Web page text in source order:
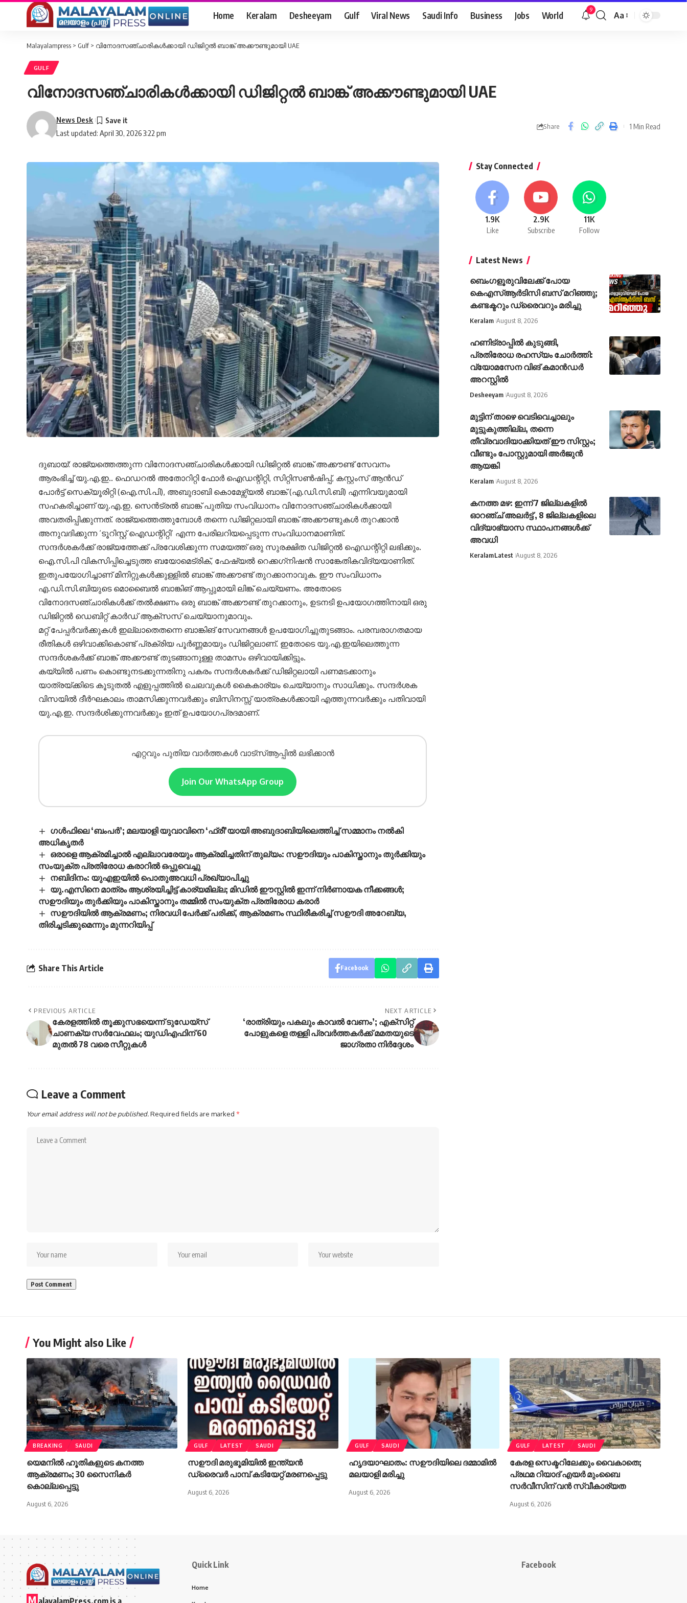
Home Keralam Desheeyam Gulf Viral News Saudi Info Business Jobs World 9
Font
Aa
Malayalampress > Gulf > വിനോദസഞ്ചാരികൾക്കായി ഡിജിറ്റൽ ബാങ്ക് അക്കൗണ്ടുമായി UAE
GULF
വിനോദസഞ്ചാരികൾക്കായി ഡിജിറ്റൽ ബാങ്ക് അക്കൗണ്ടുമായി UAE
Last updated: April 30, 2026 3:22 pm
News Desk
Share 1 Min Read
ദുബായ്: രാജ്യത്തെത്തുന്ന വിനോദസഞ്ചാരികൾക്കായി ഡിജിറ്റൽ ബാങ്ക് അക്കൗണ്ട് സേവനം
ആരംഭിച്ച് യു.എ.ഇ.. ഫെഡറൽ അതോറിറ്റി ഫോർ ഐഡന്റിറ്റി, സിറ്റിസൺഷിപ്പ്, കസ്റ്റംസ് ആൻഡ്
പോർട്ട് സെക്യൂരിറ്റി (ഐ.സി.പി), അബുദാബി കൊമേഴ്സ്യൽ ബാങ്ക് (എ.ഡി.സി.ബി) എന്നിവയുമായി
സഹകരിച്ചാണ് യു.എ.ഇ. സെൻട്രൽ ബാങ്ക് പുതിയ സംവിധാനം വിനോദസഞ്ചാരികൾക്കായി
അവതരിപ്പിക്കുന്നത്. രാജ്യത്തെത്തുമ്പോൾ തന്നെ ഡിജിറ്റലായി ബാങ്ക് അക്കൗണ്ടുകൾ തുറക്കാൻ
അനുവദിക്കുന്ന ‘ടൂറിസ്റ്റ് ഐഡന്റിറ്റി’ എന്ന പേരിലറിയപ്പെടുന്ന സംവിധാനമാണിത്.
സന്ദർശകർക്ക് രാജ്യത്തേക്ക് പ്രവേശിക്കുന്ന സമയത്ത് ഒരു സുരക്ഷിത ഡിജിറ്റൽ ഐഡന്റിറ്റി ലഭിക്കും.
ഐ.സി.പി വികസിപ്പിച്ചെടുത്ത ബയോമെട്രിക്, ഫേഷ്യൽ റെക്കഗ്‌നിഷൻ സാങ്കേതികവിദ്യയാണിത്.
ഇതുപയോഗിച്ചാണ് മിനിറ്റുകൾക്കുള്ളിൽ ബാങ്ക് അക്കൗണ്ട് തുറക്കാനാവുക. ഈ സംവിധാനം
എ.ഡി.സി.ബിയുടെ മൊബൈൽ ബാങ്കിങ് ആപ്പുമായി ലിങ്ക് ചെയ്യണം. അതോടെ
വിനോദസഞ്ചാരികൾക്ക് തൽക്ഷണം ഒരു ബാങ്ക് അക്കൗണ്ട് തുറക്കാനും, ഉടനടി ഉപയോഗത്തിനായി ഒരു
ഡിജിറ്റൽ ഡെബിറ്റ് കാർഡ് ആക്സസ് ചെയ്യാനുമാവും.
മറ്റ് പേപ്പർവർക്കുകൾ ഇല്ലാതെതന്നെ ബാങ്കിങ് സേവനങ്ങൾ ഉപയോഗിച്ചുതുടങ്ങാം. പരമ്പരാഗതമായ
രീതികൾ ഒഴിവാക്കികൊണ്ട് പ്രക്രിയ പൂർണ്ണമായും ഡിജിറ്റലാണ്. ഇതോടെ യു.എ.ഇയിലെത്തുന്ന
സന്ദർശകർക്ക് ബാങ്ക് അക്കൗണ്ട് തുടങ്ങാനുള്ള താമസം ഒഴിവായിക്കിട്ടും.
കയ്യിൽ പണം കൊണ്ടുനടക്കുന്നതിനു പകരം സന്ദർശകർക്ക് ഡിജിറ്റലായി പണമടക്കാനും
യാത്രയ്ക്കിടെ കൂടുതൽ എളുപ്പത്തിൽ ചെലവുകൾ കൈകാര്യം ചെയ്യാനും സാധിക്കും. സന്ദർശക
വിസയിൽ ദീർഘകാലം താമസിക്കുന്നവർക്കും ബിസിനസ്സ് യാത്രകൾക്കായി എത്തുന്നവർക്കും പതിവായി
യു.എ.ഇ. സന്ദർശിക്കുന്നവർക്കും ഇത് ഉപയോഗപ്രദമാണ്.
എറ്റവും പുതിയ വാർത്തകൾ വാട്സ്ആപ്പിൽ ലഭിക്കാൻ
Join Our WhatsApp Group
ഗൾഫിലെ ‘ബംപർ’; മലയാളി യുവാവിനെ ‘ഫ്രീ’യായി അബുദാബിയിലെത്തിച്ച് സമ്മാനം നൽകി
അധികൃതർ
ഒരാളെ ആക്രമിച്ചാൽ എല്ലാവരേയും ആക്രമിച്ചതിന് തുല്യം: സഊദിയും പാകിസ്താനും തുർക്കിയും
സംയുക്ത പ്രതിരോധ കരാറിൽ ഒപ്പുവെച്ചു
നബിദിനം: യുഎഇയിൽ പൊതുഅവധി പ്രഖ്യാപിച്ചു
യു.എസിനെ മാത്രം ആശ്രയിച്ചിട്ട് കാര്യമില്ല; മിഡില്‍ ഈസ്റ്റില്‍ ഇന്ന് നിര്‍ണായക നീക്കങ്ങള്‍;
സഊദിയും തുര്‍ക്കിയും പാകിസ്താനും തമ്മില്‍ സംയുക്ത പ്രതിരോധ കരാര്‍
സഊദിയിൽ ആക്രമണം; നിരവധി പേർക്ക് പരിക്ക്, ആക്രമണം സ്ഥിരീകരിച്ച് സഊദി അറേബ്യ,
തിരിച്ചടിക്കുമെന്നും മുന്നറിയിപ്പ്
Share This Article Facebook
PREVIOUS ARTICLE
കേരളത്തില്‍ തൂക്കുസഭയെന്ന് ടുഡേയ്‌സ്
ചാണക്യ സര്‍വേഫലം; യുഡിഎഫിന് 60
മുതല്‍ 78 വരെ സീറ്റുകള്‍
NEXT ARTICLE
‘രാത്രിയും പകലും കാവൽ വേണം’; എക്‌സിറ്റ്
പോളുകളെ തള്ളി പ്രവർത്തകർക്ക് മമതയുടെ
ജാഗ്രതാ നിർദ്ദേശം
Leave a Comment
Your email address will not be published.Required fields are marked *
Stay Connected
1.9K
Like
2.9K
Subscribe
11K
Follow
Latest News
ബെംഗളൂരുവിലേക്ക് പോയ
കെഎസ്ആർ‍ടിസി ബസ് മറിഞ്ഞു;
കണ്ടക്ടറും ഡ്രൈവറും മരിച്ചു
Keralam August 8, 2026
ഹണിട്രാപ്പിൽ കുടുങ്ങി,
പ്രതിരോധ രഹസ്യം ചോർത്തി:
വ്യോമസേന വിങ് കമാൻഡർ
അറസ്റ്റിൽ
Desheeyam August 8, 2026
മുട്ടിന് താഴെ വെടിവെച്ചാലും
മുട്ടുകുത്തില്ല, തന്നെ
തീവ്രവാദിയാക്കിയത് ഈ സിസ്റ്റം;
വീണ്ടും പോസ്റ്റുമായി അർജുൻ
ആയങ്കി
Keralam August 8, 2026
കനത്ത മഴ: ഇന്ന് 7 ജില്ലകളിൽ
ഓറഞ്ച് അലർ‌ട്ട് , 8 ജില്ലകളിലെ
വിദ്യാഭ്യാസ സ്ഥാപനങ്ങൾക്ക്
അവധി
KeralamLatest August 8, 2026
You Might also Like
BREAKING SAUDI
യെമനില്‍ ഹൂതികളുടെ കനത്ത
ആക്രമണം; 30 സൈനികര്‍
കൊല്ലപ്പെട്ടു
August 6, 2026
GULF LATEST SAUDI
സഊദി മരുഭൂമിയിൽ ഇന്ത്യൻ
ഡ്രൈവർ പാമ്പ് കടിയേറ്റ് മരണപ്പെട്ടു
August 6, 2026
GULF SAUDI
ഹൃദയാഘാതം: സഊദിയിലെ ദമ്മാമില്‍
മലയാളി മരിച്ചു
August 6, 2026
GULF LATEST SAUDI
കേരള സെക്ടറിലേക്കും വൈകാതെ;
പ്രഥമ റിയാദ് എയർ മുംബൈ
സർവീസിന് വൻ സ്വീകാര്യത
August 6, 2026
M alayalamPress.com is a
Quick Link
Home
Facebook